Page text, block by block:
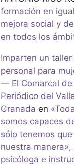
formación en
mejora social y
en todos los
Imparten un
personal para
— El Comarcal de
Periódico del
Granada en
somos capaces
sólo tenemos
nuestra
psicóloga e